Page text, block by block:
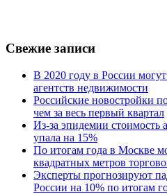
Свежие записи
В 2020 году в России
агентств недвижимости
Российские новостройки
чем за весь первый квартал
Из-за эпидемии стоимость
упала на 15%
По итогам года в Москве
квадратных метров
Эксперты прогнозируют
России на 10% по итогам